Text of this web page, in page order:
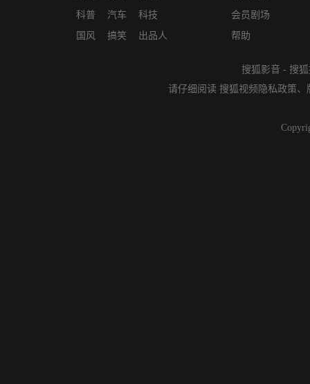
科普
国风
汽车
搞笑
科技
出品人
会员剧场
帮助
搜狐影音 - 搜
请仔细阅读 搜狐视频隐私政策、